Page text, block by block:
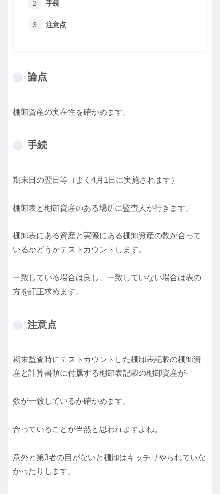
手続
注意点
論点
棚卸資産の実在性を確かめます。
手続
期末日の翌日等（よく4月1日に実施されます）
棚卸表と棚卸資産のある場所に監査人が行きます。
棚卸表にある資産と実際にある棚卸資産の数が合って
いるかどうかテストカウントします。
一致している場合は良し、一致していない場合は表の
方を訂正求めます。
注意点
期末監査時にテストカウントした棚卸表記載の棚卸資
産と計算書類に付属する棚卸表記載の棚卸資産が
数が一致しているか確かめます。
合っていることが当然と思われますよね。
意外と第3者の目がないと棚卸はキッチリやられていな
かったりします。